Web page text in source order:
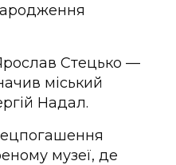
Стецько —
міський
Надал.
музеї, де